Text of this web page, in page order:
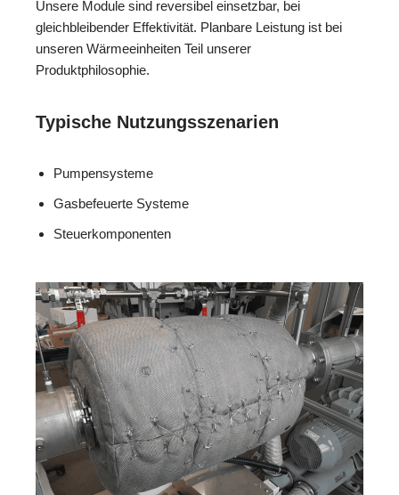
Unsere Module sind reversibel einsetzbar, bei
gleichbleibender Effektivität. Planbare Leistung ist bei
unseren Wärmeeinheiten Teil unserer
Produktphilosophie.
Typische Nutzungsszenarien
Pumpensysteme
Gasbefeuerte Systeme
Steuerkomponenten